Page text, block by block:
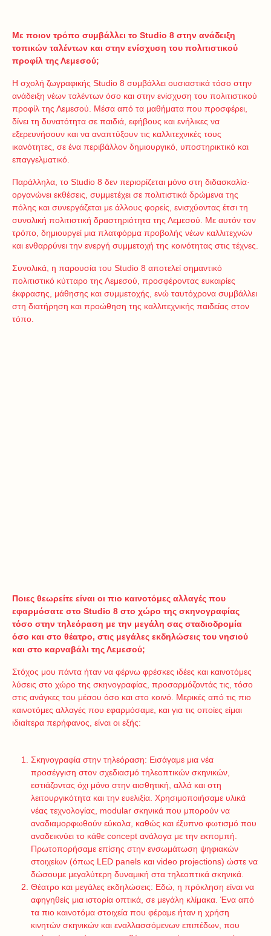
Με ποιον τρόπο συμβάλλει το Studio 8 στην ανάδειξη
τοπικών ταλέντων και στην ενίσχυση του πολιτιστικού
προφίλ της Λεμεσού;
Η σχολή ζωγραφικής Studio 8 συμβάλλει ουσιαστικά τόσο στην
ανάδειξη νέων ταλέντων όσο και στην ενίσχυση του πολιτιστικού
προφίλ της Λεμεσού. Μέσα από τα μαθήματα που προσφέρει,
δίνει τη δυνατότητα σε παιδιά, εφήβους και ενήλικες να
εξερευνήσουν και να αναπτύξουν τις καλλιτεχνικές τους
ικανότητες, σε ένα περιβάλλον δημιουργικό, υποστηρικτικό και
επαγγελματικό.
Παράλληλα, το Studio 8 δεν περιορίζεται μόνο στη διδασκαλία·
οργανώνει εκθέσεις, συμμετέχει σε πολιτιστικά δρώμενα της
πόλης και συνεργάζεται με άλλους φορείς, ενισχύοντας έτσι τη
συνολική πολιτιστική δραστηριότητα της Λεμεσού. Με αυτόν τον
τρόπο, δημιουργεί μια πλατφόρμα προβολής νέων καλλιτεχνών
και ενθαρρύνει την ενεργή συμμετοχή της κοινότητας στις τέχνες.
Συνολικά, η παρουσία του Studio 8 αποτελεί σημαντικό
πολιτιστικό κύτταρο της Λεμεσού, προσφέροντας ευκαιρίες
έκφρασης, μάθησης και συμμετοχής, ενώ ταυτόχρονα συμβάλλει
στη διατήρηση και προώθηση της καλλιτεχνικής παιδείας στον
τόπο.
Ποιες θεωρείτε είναι οι πιο καινοτόμες αλλαγές που
εφαρμόσατε στο Studio 8 στο χώρο της σκηνογραφίας
τόσο στην τηλεόραση με την μεγάλη σας σταδιοδρομία
όσο και στο θέατρο, στις μεγάλες εκδηλώσεις του νησιού
και στο καρναβάλι της Λεμεσού;
Στόχος μου πάντα ήταν να φέρνω φρέσκες ιδέες και καινοτόμες
λύσεις στο χώρο της σκηνογραφίας, προσαρμόζοντάς τις, τόσο
στις ανάγκες του μέσου όσο και στο κοινό. Μερικές από τις πιο
καινοτόμες αλλαγές που εφαρμόσαμε, και για τις οποίες είμαι
ιδιαίτερα περήφανος, είναι οι εξής:
Σκηνογραφία στην τηλεόραση: Εισάγαμε μια νέα
προσέγγιση στον σχεδιασμό τηλεοπτικών σκηνικών,
εστιάζοντας όχι μόνο στην αισθητική, αλλά και στη
λειτουργικότητα και την ευελιξία. Χρησιμοποιήσαμε υλικά
νέας τεχνολογίας, modular σκηνικά που μπορούν να
αναδιαμορφωθούν εύκολα, καθώς και έξυπνο φωτισμό που
αναδεικνύει το κάθε concept ανάλογα με την εκπομπή.
Πρωτοπορήσαμε επίσης στην ενσωμάτωση ψηφιακών
στοιχείων (όπως LED panels και video projections) ώστε να
δώσουμε μεγαλύτερη δυναμική στα τηλεοπτικά σκηνικά.
Θέατρο και μεγάλες εκδηλώσεις: Εδώ, η πρόκληση είναι να
αφηγηθείς μια ιστορία οπτικά, σε μεγάλη κλίμακα. Ένα από
τα πιο καινοτόμα στοιχεία που φέραμε ήταν η χρήση
κινητών σκηνικών και εναλλασσόμενων επιπέδων, που